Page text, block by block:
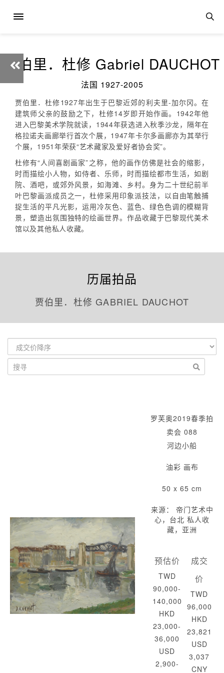
贾伯里．杜修 Gabriel DAUCHOT
法国 1927-2005
贾伯里．杜修1927年出生于巴黎近郊的利夫里-加尔冈。在
建筑师父亲的鼓励之下，杜修14岁即开始作画。1942年他
进入巴黎美术学院就读，1944年获选进入秋季沙龙，隔年在
格拉诺夫画廊举行首次个展，1947年卡尔多画廊亦为其举行
个展，1951年荣获“艺术藏家及爱好者协会奖”。
杜修有“人间喜剧画家”之称，他的画作仿佛是社会的缩影，
时而描绘小人物，如侍者、乐师，时而描绘都市生活，如剧
院、酒吧，或郊外风景，如海滩、乡村。身为二十世纪前半
叶巴黎画派成员之一，杜修采用印象派技法，以自由笔触捕
捉生活的平凡光影，运用冷灰色、蓝色、绿色色调的模糊背
景，塑造出氛围独特的绘画世界。作品收藏于巴黎现代美术
馆以及其他私人收藏。
历届拍品
贾伯里．杜修 GABRIEL DAUCHOT
罗芙奥2019春季拍
卖会 088
河边小船
油彩 画布
50 x 65 cm
来源： 帝门艺术中
心，台北 私人收
藏，亚洲
预估价
TWD
90,000-
140,000
HKD
23,000-
36,000
USD
2,900-
成交
价
TWD
96,000
HKD
23,821
USD
3,037
CNY